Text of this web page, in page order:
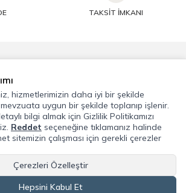
TAKSİT İMKANI
hizmetlerimizin daha iyi bir şekilde
mevzuata uygun bir şekilde toplanıp işlenir.
bilgi almak için Gizlilik Politikamızı
Reddet seçeneğine tıklamanız halinde
sitemizin çalışması için gerekli çerezler
Çerezleri Özelleştir
Hepsini Kabul Et